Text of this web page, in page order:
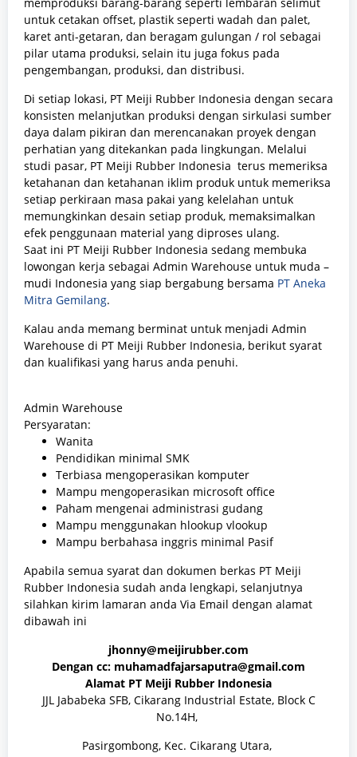
untuk cetakan offset, plastik seperti wadah dan palet,
karet anti-getaran, dan beragam gulungan / rol sebagai
pilar utama produksi, selain itu juga fokus pada
pengembangan, produksi, dan distribusi.
Di setiap lokasi, PT Meiji Rubber Indonesia dengan secara
konsisten melanjutkan produksi dengan sirkulasi sumber
daya dalam pikiran dan merencanakan proyek dengan
perhatian yang ditekankan pada lingkungan. Melalui
studi pasar, PT Meiji Rubber Indonesia terus memeriksa
ketahanan dan ketahanan iklim produk untuk memeriksa
setiap perkiraan masa pakai yang kelelahan untuk
memungkinkan desain setiap produk, memaksimalkan
efek penggunaan material yang diproses ulang.
Saat ini PT Meiji Rubber Indonesia sedang membuka
lowongan kerja sebagai Admin Warehouse untuk muda –
mudi Indonesia yang siap bergabung bersama PT Aneka
Mitra Gemilang.
Kalau anda memang berminat untuk menjadi Admin
Warehouse di PT Meiji Rubber Indonesia, berikut syarat
dan kualifikasi yang harus anda penuhi.
Admin Warehouse
Persyaratan:
Wanita
Pendidikan minimal SMK
Terbiasa mengoperasikan komputer
Mampu mengoperasikan microsoft office
Paham mengenai administrasi gudang
Mampu menggunakan hlookup vlookup
Mampu berbahasa inggris minimal Pasif
Apabila semua syarat dan dokumen berkas PT Meiji
Rubber Indonesia sudah anda lengkapi, selanjutnya
silahkan kirim lamaran anda Via Email dengan alamat
dibawah ini
jhonny@meijirubber.com
Dengan cc: muhamadfajarsaputra@gmail.com
Alamat PT Meiji Rubber Indonesia
JJL Jababeka SFB, Cikarang Industrial Estate, Block C
No.14H,
Pasirgombong, Kec. Cikarang Utara,